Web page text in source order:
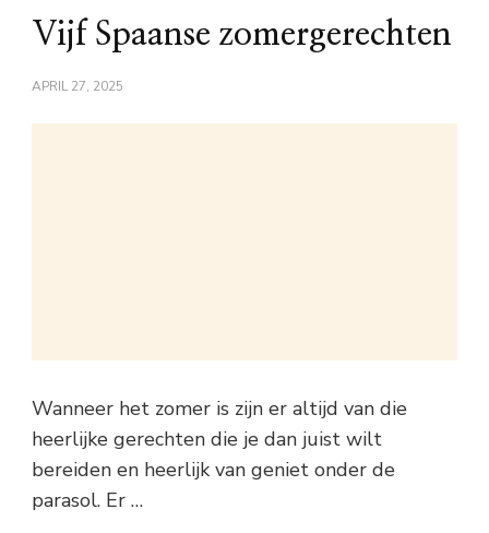
Vijf Spaanse zomergerechten
APRIL 27, 2025
Wanneer het zomer is zijn er altijd van die
heerlijke gerechten die je dan juist wilt
bereiden en heerlijk van geniet onder de
parasol. Er …